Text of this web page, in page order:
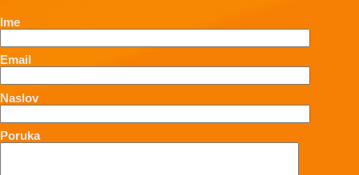
Ime
Email
Naslov
Poruka